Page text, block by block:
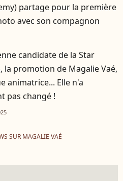
partage pour la première
avec son compagnon
candidate de la Star
la promotion de Magalie Vaé,
animatrice... Elle n'a
pas changé !
SUR MAGALIE VAÉ